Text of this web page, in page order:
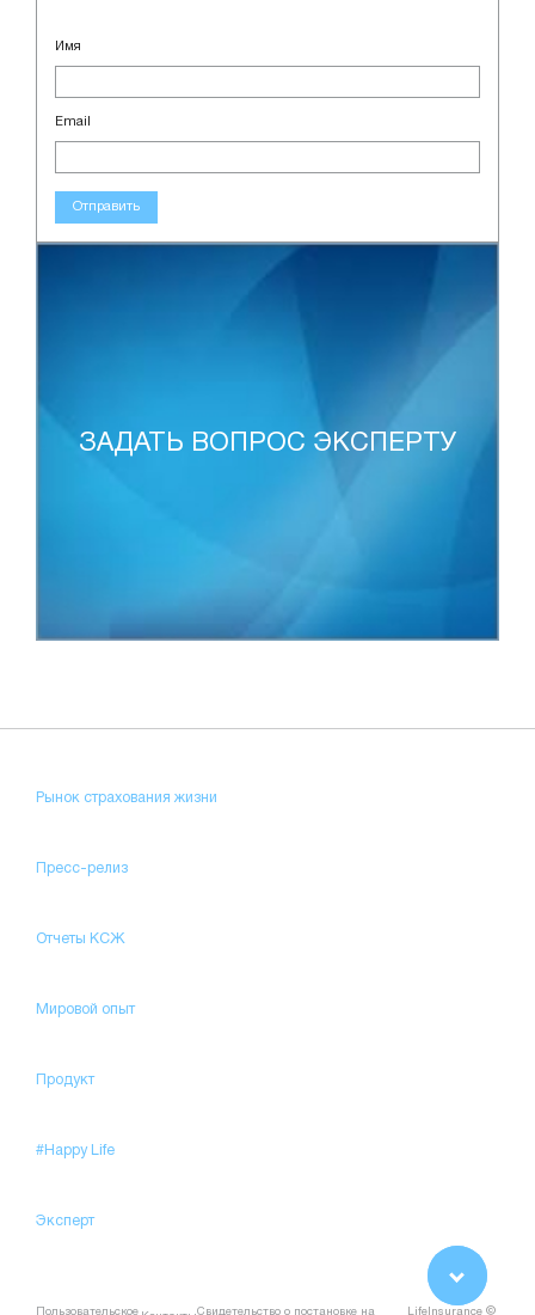
Имя
Email
Отправить
ЗАДАТЬ ВОПРОС ЭКСПЕРТУ
Рынок страхования жизни
Пресс-релиз
Отчеты КСЖ
Мировой опыт
Продукт
#Happy Life
Эксперт
Пользовательское Свидетельство о постановке на LifeInsurance ©